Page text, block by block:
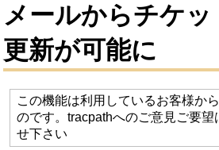
メールからチケッ
更新が可能に
この機能は利用しているお客様か
のです。tracpathへのご意見ご要
せ下さい